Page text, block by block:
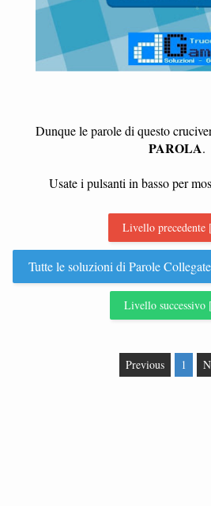
Dunque le parole di questo
PAROLA.
Usate i pulsanti in basso per
Livello precedente
Tutte le soluzioni di Parole
Livello successivo
Previous 1